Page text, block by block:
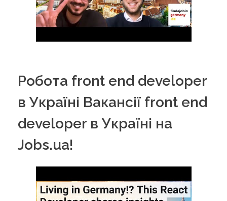
Робота front end developer
в Україні Вакансії front end
developer в Україні на
Jobs.ua!